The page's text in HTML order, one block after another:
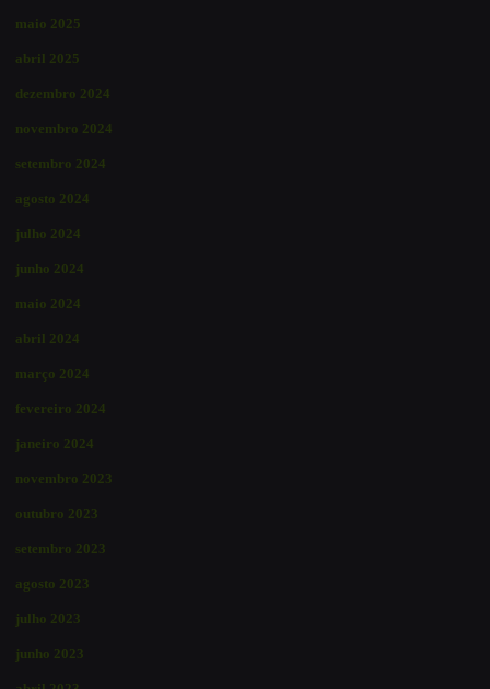
maio 2025
abril 2025
dezembro 2024
novembro 2024
setembro 2024
agosto 2024
julho 2024
junho 2024
maio 2024
abril 2024
março 2024
fevereiro 2024
janeiro 2024
novembro 2023
outubro 2023
setembro 2023
agosto 2023
julho 2023
junho 2023